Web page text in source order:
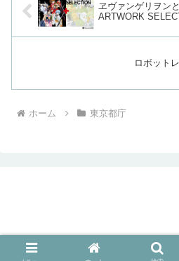
ヱヴァンゲリヲン
ARTWORK
ロボット
ホーム 東京都庁
© 2014 新宿タウン＠